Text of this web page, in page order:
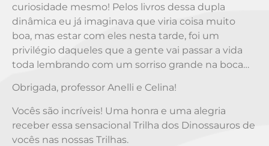
curiosidade mesmo! Pelos livros dessa dupla
dinâmica eu já imaginava que viria coisa muito
boa, mas estar com eles nesta tarde, foi um
privilégio daqueles que a gente vai passar a vida
toda lembrando com um sorriso grande na boca…
Obrigada, professor Anelli e Celina!
Vocês são incríveis! Uma honra e uma alegria
receber essa sensacional Trilha dos Dinossauros de
vocês nas nossas Trilhas.